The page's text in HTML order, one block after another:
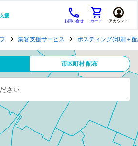
援
お問い合せ カート アカウント
集客支援サービス ポスティング(印刷＋
市区町村 配布
さい